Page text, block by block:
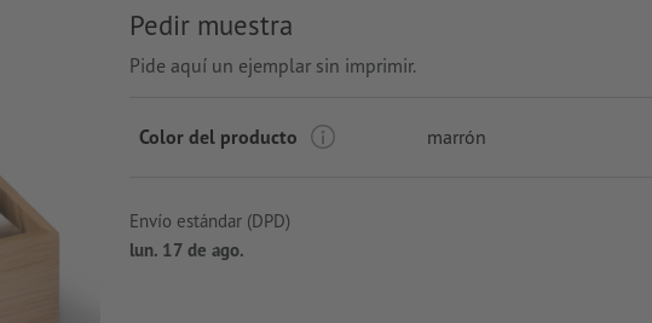
Pedir muestra
Pide aquí un ejemplar sin imprimir.
Color del producto marrón
Envío estándar (DPD)
lun. 17 de ago.